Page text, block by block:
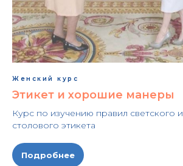
Женский курс
Этикет и хорошие манеры
Курс по изучению правил светского и
столового этикета
Подробнее